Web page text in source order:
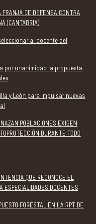
DE DEFENSA CONTRA
(CANTABRIA)
al docente del
por unanimidad la propuesta
y León para impulsar nuevas
POBLACIONES EXIGEN
DURANTE TODO
QUE RECONOCE EL
ESPECIALIDADES DOCENTES
FORESTAL EN LA RPT DE